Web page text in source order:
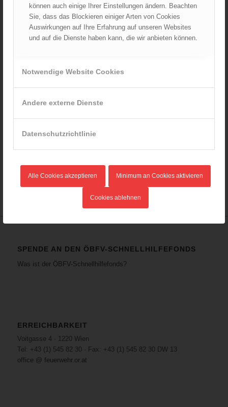
können auch einige Ihrer Einstellungen ändern. Beachten
Sie, dass das Blockieren einiger Arten von Cookies
Auswirkungen auf Ihre Erfahrung auf unseren Websites
und auf die Dienste haben kann, die wir anbieten können.
Notwendige Website Cookies
Andere externe Dienste
Datenschutzrichtlinie
Alle Cookies akzeptieren Minimum an Cookies aktivieren
Cookies ablehnen
FELIX & ÖBFV Feuerwehrjugendfördertopf
Feuerwehrbekleidung
Feuerwehrjugend
Kostenlose Hepatitis Impfung für Feuerwehrmitglieder
Links
ÖBFV Richtlinien Entwürfe
Rechtliche Aspekte der Feuerwehr-Öffentlichkeitsarbeit
SPENDE AN DEN ÖBFV-SCHNELLHILFEFONDS
Was ist der ÖBFV-Schnellhilfefonds?
ERREICHBARKEIT
Voitgasse 4 · 1220 Wien
Tel: +43 (1) 545 82 30 · Fax: +43 (1) 545 82 30 DW 13
office @ feuerwehr.or.at